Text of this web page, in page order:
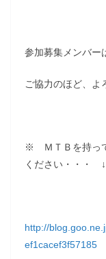
参加募集メンバー
ご協力のほど、よ
※ ＭＴＢを持っ
ください・・・
http://
ef1cacef3f57185